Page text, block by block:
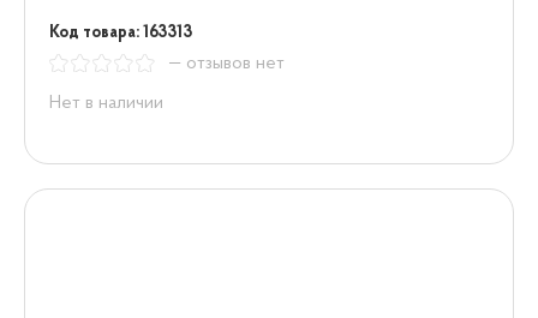
Код товара: 163313
— отзывов нет
Нет в наличии